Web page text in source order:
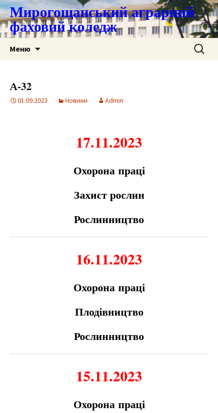
Мирогощанський аграрний
фаховий коледж
Меню Пошук:
А-32
01.09.2023 Новини Admin
17.11.2023
Охоронапраці
Захист рослин
Рослинництво
16.11.2023
Охоронапраці
Плодівництво
Рослинництво
15.11.2023
Охоронапраці